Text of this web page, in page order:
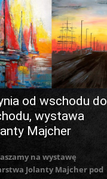
od wschodu do
wystawa
Majcher
na wystawę
Jolanty Majcher pod